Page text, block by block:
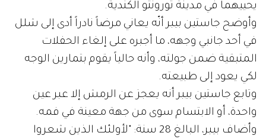
يحييهما في مدينة تورونتو الكندية.
وأوضح جاستين بيبر أنّه يعاني مرضاً نادراً أدى إلى شلل
في أحد جانبي وجهه، ما أجبره على إلغاء الحفلات
المتبقية ضمن جولته، وأنه حالياً يقوم بتمارين الوجه
لكي يعود إلى طبيعته.
وتابع جاستين بيبر أنه يعجز عن الرمش إلا عبر عين
واحدة، أو الابتسام سوى من جهة معينة في فمه.
وأضاف بيبر، البالغ 28 سنة: "لأولئك الذين شعروا